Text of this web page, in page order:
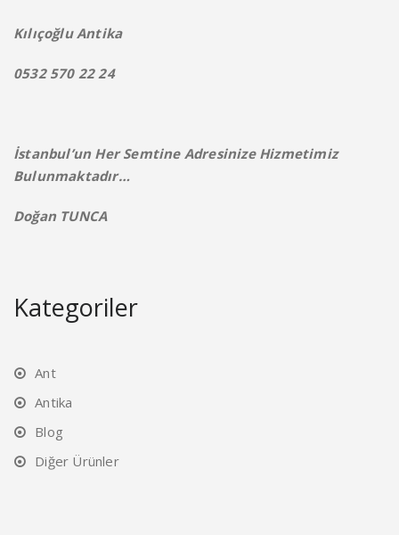
Kılıçoğlu Antika
0532 570 22 24
İstanbul’un Her Semtine Adresinize Hizmetimiz
Bulunmaktadır…
Doğan TUNCA
Kategoriler
Ant
Antika
Blog
Diğer Ürünler